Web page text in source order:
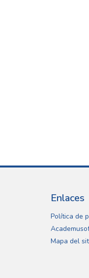
Enlaces
Política de
Mapa del